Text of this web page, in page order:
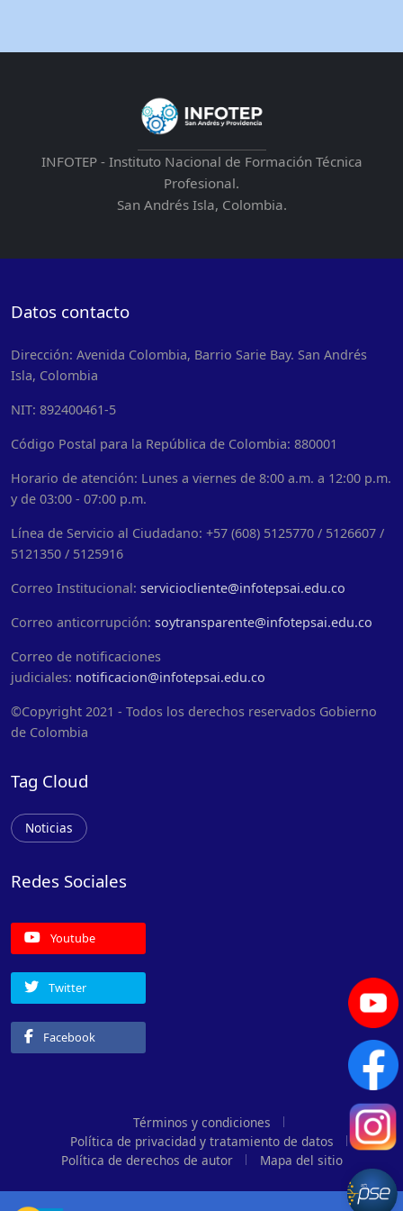
INFOTEP - Instituto Nacional de Formación Técnica
Profesional.
San Andrés Isla, Colombia.
Datos contacto
Dirección: Avenida Colombia, Barrio Sarie Bay. San Andrés
Isla, Colombia
NIT: 892400461-5
Código Postal para la República de Colombia: 880001
Horario de atención: Lunes a viernes de 8:00 a.m. a 12:00 p.m.
y de 03:00 - 07:00 p.m.
Línea de Servicio al Ciudadano: +57 (608) 5125770 / 5126607 /
5121350 / 5125916
Correo Institucional: serviciocliente@infotepsai.edu.co
Correo anticorrupción: soytransparente@infotepsai.edu.co
Correo de notificaciones
judiciales: notificacion@infotepsai.edu.co
©Copyright 2021 - Todos los derechos reservados Gobierno
de Colombia
Tag Cloud
Noticias
Redes Sociales
Youtube
Twitter
Facebook
Términos y condiciones
Política de privacidad y tratamiento de datos
Política de derechos de autor
Mapa del sitio